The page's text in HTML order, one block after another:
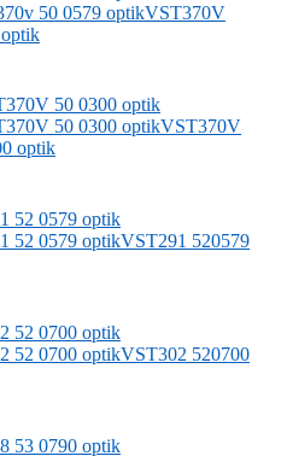
VST370V
VST370V
optik
VST291 520579
VST302 520700